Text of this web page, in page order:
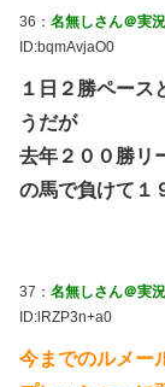
36： 名無しさん＠実
ID:bqmAvjaO0
１日２勝ペース
うだが
去年２００勝リ
の馬で負けて１
37： 名無しさん＠実
ID:lRZP3n+a0
今までのルメー